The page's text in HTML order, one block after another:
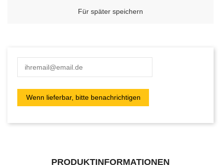
Für später speichern
PRODUKTINFORMATIONEN